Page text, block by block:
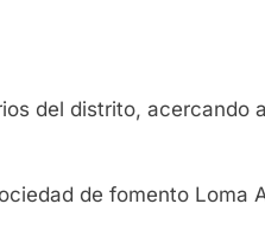
del distrito, acercando
de fomento Loma